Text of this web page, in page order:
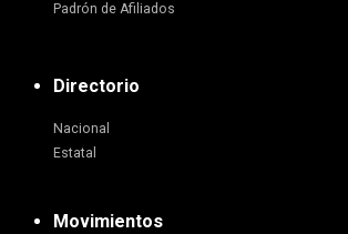
Padrón de Afiliados
Directorio
Nacional
Estatal
Movimientos